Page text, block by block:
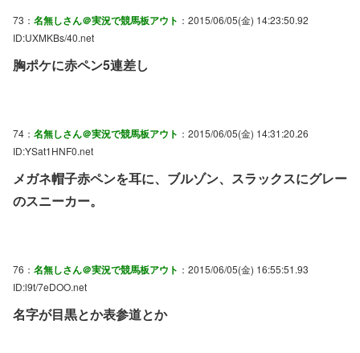
73： 名無しさん＠実況で競馬板アウト ：2015/06/05(金) 14:23:50.92
ID:UXMKBs/40.net
胸ポケに赤ペン5連差し
74： 名無しさん＠実況で競馬板アウト ：2015/06/05(金) 14:31:20.26
ID:YSat1HNF0.net
メガネ帽子赤ペンを耳に、ブルゾン、スラックスにグレー
のスニーカー。
76： 名無しさん＠実況で競馬板アウト ：2015/06/05(金) 16:55:51.93
ID:l9t/7eDOO.net
名字が目黒とか表参道とか